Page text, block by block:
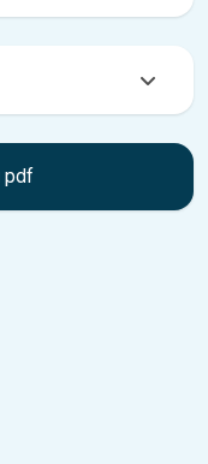
характеристиками
Можливі
pdf